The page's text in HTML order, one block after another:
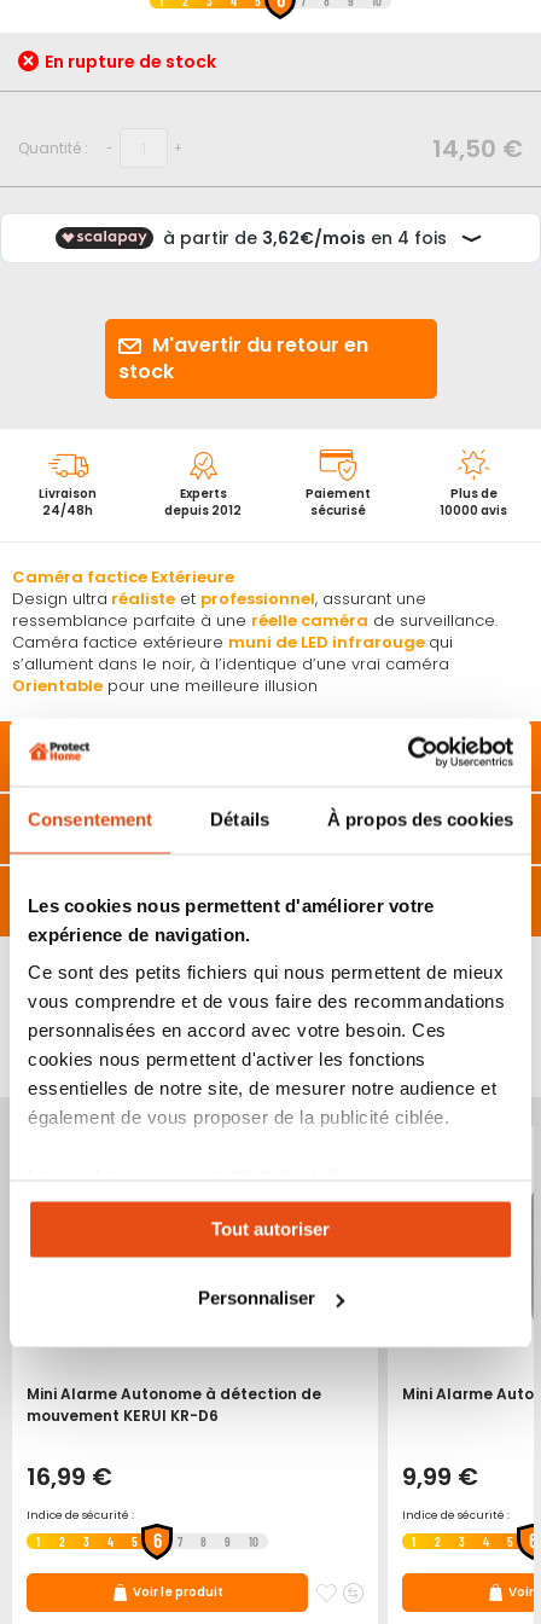
Consentement Détails À propos des cookies
Les cookies nous permettent d'améliorer votre
expérience de navigation.
Ce sont des petits fichiers qui nous permettent de mieux
vous comprendre et de vous faire des recommandations
personnalisées en accord avec votre besoin. Ces
cookies nous permettent d'activer les fonctions
essentielles de notre site, de mesurer notre audience et
également de vous proposer de la publicité ciblée.
expérience personnalisée sur notre site. Vous pouvez
changer votre choix à n'importe quel moment. Refuser
tous les cookies peut limiter certaines fonctionnalités.
Tout autoriser
Personnaliser
de
la
Caméra factice Extérieure
Design ultra réaliste et professionnel, assurant une
ressemblance parfaite à une réelle caméra de surveillance.
Caméra factice extérieure muni de LED infrarouge qui
s’allument dans le noir, à l’identique d’une vrai caméra
Orientable pour une meilleure illusion
En rupture de stock
Quantité : - + 14,50 €
M'avertir du retour en
stock
Livraison
24/48h
Experts
depuis 2012
Paiement
sécurisé
Plus de
10000 avis
Description
Caractéristiques
Avis
VOUS POURRIEZ ÉGALEMENT ÊTRE INTÉRESSÉ
PAR...
Mini Alarme Autonome à détection de
mouvement KERUI KR-D6
16,99 €
Indice de sécurité :
1 2 3 4 5 6 7 8 9 10
Produit épuisé
Voir le produit
AjouterAjouter
Mini Alarme
9,99 €
Indice de sécurité :
1 2 3 4 5 6
Produit épuisé
Voir